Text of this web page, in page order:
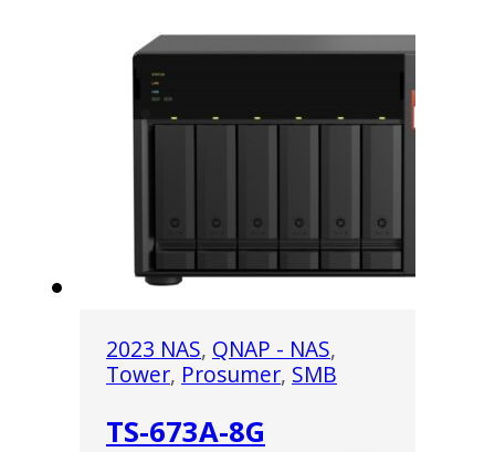
2023 NAS, QNAP - NAS,
Tower, Prosumer, SMB
TS-673A-8G